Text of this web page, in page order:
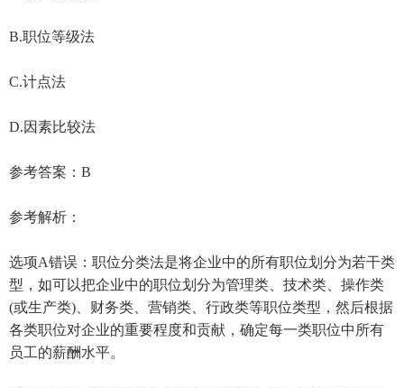
B.职位等级法
C.计点法
D.因素比较法
参考答案：B
参考解析：
选项A错误：职位分类法是将企业中的所有职位划分为若干类
型，如可以把企业中的职位划分为管理类、技术类、操作类
(或生产类)、财务类、营销类、行政类等职位类型，然后根据
各类职位对企业的重要程度和贡献，确定每一类职位中所有
员工的薪酬水平。